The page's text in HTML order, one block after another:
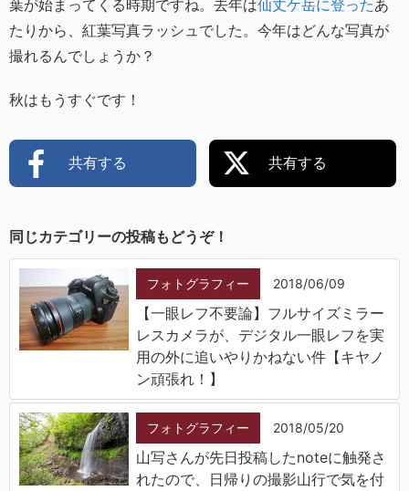
葉が始まってくる時期ですね。去年は仙丈ケ岳に登ったあ
たりから、紅葉写真ラッシュでした。今年はどんな写真が
撮れるんでしょうか？
秋はもうすぐです！
共有する 共有する
同じカテゴリーの投稿もどうぞ！
フォトグラフィー 2018/06/09
【一眼レフ不要論】フルサイズミラー
レスカメラが、デジタル一眼レフを実
用の外に追いやりかねない件【キヤノ
ン頑張れ！】
フォトグラフィー 2018/05/20
山写さんが先日投稿したnoteに触発さ
れたので、日帰りの撮影山行で気を付